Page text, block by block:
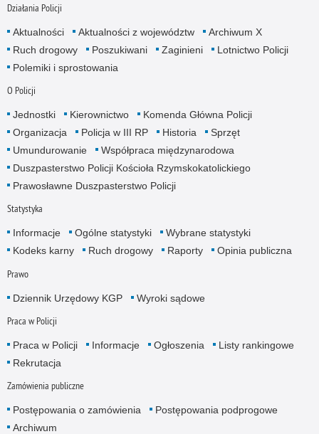
Działania Policji
Aktualności Aktualności z województw
Archiwum X
Ruch drogowy
Poszukiwani Zaginieni
Lotnictwo Policji
Polemiki i sprostowania
O Policji
Jednostki Kierownictwo
Komenda Główna Policji
Organizacja
Policja w III RP Historia
Sprzęt
Umundurowanie
Współpraca międzynarodowa
Duszpasterstwo Policji Kościoła Rzymskokatolickiego
Prawosławne Duszpasterstwo Policji
Statystyka
Informacje Ogólne statystyki
Wybrane statystyki
Kodeks karny
Ruch drogowy Raporty Opinia publiczna
Prawo
Dziennik Urzędowy KGP Wyroki sądowe
Praca w Policji
Praca w Policji Informacje Ogłoszenia
Listy rankingowe
Rekrutacja
Zamówienia publiczne
Postępowania o zamówienia
Postępowania podprogowe
Archiwum